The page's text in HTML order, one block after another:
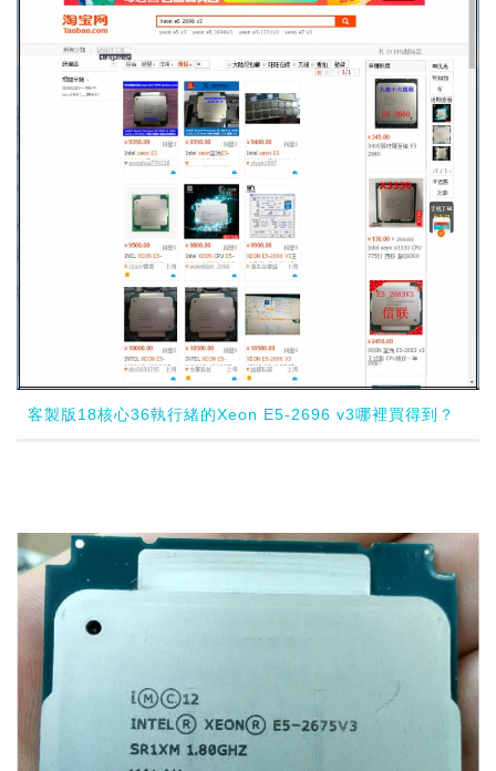
客製版18核心36執行緒的Xeon E5-2696 v3哪裡買得到？